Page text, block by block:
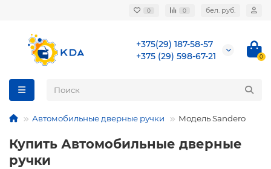
0 0 бел. руб.
+375(29) 187-58-57
+375 (29) 598-67-21
0
Автомобильные дверные ручки Модель Sandero
Купить Автомобильные дверные
ручки